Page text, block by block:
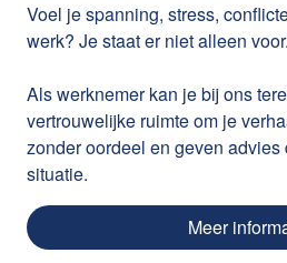
Voel je spanning, stress,
werk? Je staat er niet alleen voor.
Als werknemer kan je bij ons
vertrouwelijke ruimte om je
zonder oordeel en geven advies
situatie.
Meer